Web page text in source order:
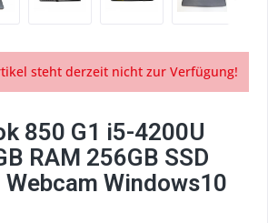
steht derzeit nicht zur Verfügung!
850 G1 i5-4200U
RAM 256GB SSD
Windows10